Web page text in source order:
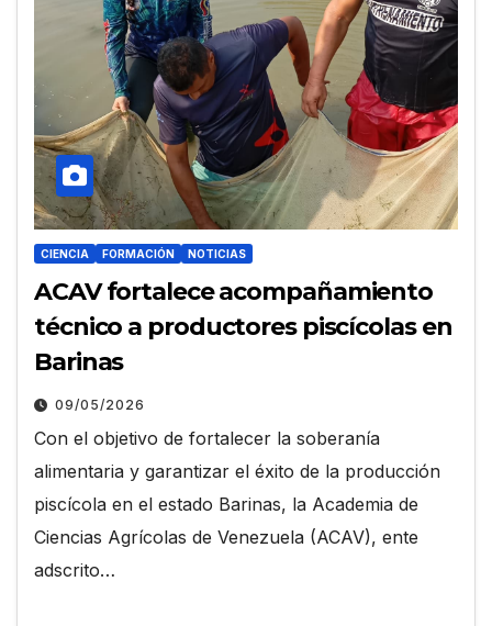
CIENCIA FORMACIÓN NOTICIAS
ACAV fortalece acompañamiento
técnico a productores piscícolas en
Barinas
09/05/2026
Con el objetivo de fortalecer la soberanía
alimentaria y garantizar el éxito de la producción
piscícola en el estado Barinas, la Academia de
Ciencias Agrícolas de Venezuela (ACAV), ente
adscrito…